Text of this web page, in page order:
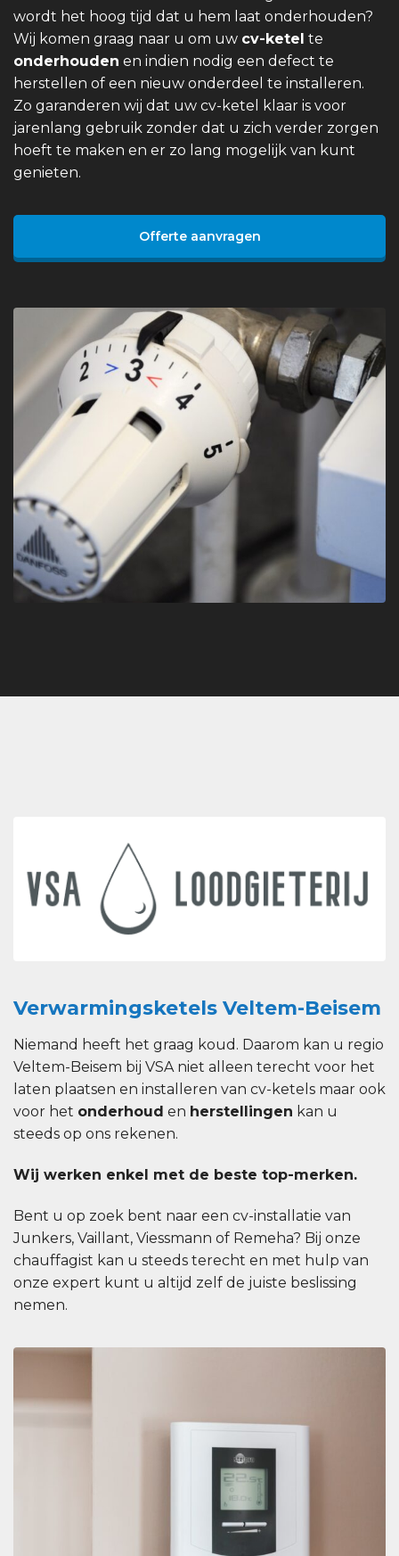
wordt het hoog tijd dat u hem laat onderhouden?
Wij komen graag naar u om uw cv-ketel te
onderhouden en indien nodig een defect te
herstellen of een nieuw onderdeel te installeren.
Zo garanderen wij dat uw cv-ketel klaar is voor
jarenlang gebruik zonder dat u zich verder zorgen
hoeft te maken en er zo lang mogelijk van kunt
genieten.
Offerte aanvragen
Verwarmingsketels Veltem-Beisem
Niemand heeft het graag koud. Daarom kan u regio
Veltem-Beisem bij VSA niet alleen terecht voor het
laten plaatsen en installeren van cv-ketels maar ook
voor het onderhoud en herstellingen kan u
steeds op ons rekenen.
Wij werken enkel met de beste top-merken.
Bent u op zoek bent naar een cv-installatie van
Junkers, Vaillant, Viessmann of Remeha? Bij onze
chauffagist kan u steeds terecht en met hulp van
onze expert kunt u altijd zelf de juiste beslissing
nemen.